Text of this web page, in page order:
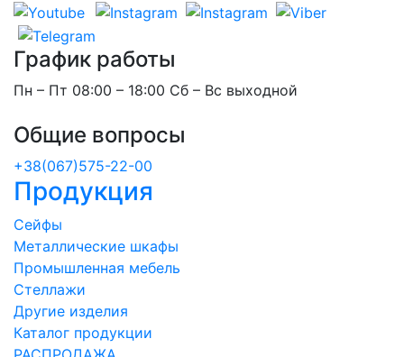
График работы
Пн – Пт 08:00 – 18:00 Сб – Вс выходной
Общие вопросы
+38(067)575-22-00
Продукция
Сейфы
Металлические шкафы
Промышленная мебель
Стеллажи
Другие изделия
Каталог продукции